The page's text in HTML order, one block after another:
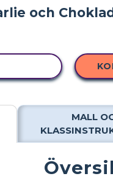
MALL